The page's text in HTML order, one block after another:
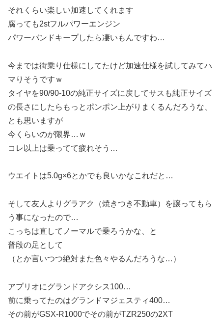
それくらい楽しい加速してくれます
腐っても2stフルパワーエンジン
パワーバンドキープしたら凄いもんですわ…
今までは街乗り仕様にしてたけど加速仕様を試してみてハ
マりそうですｗ
タイヤを90/90-10の純正サイズに戻してサスも純正サイズ
の長さにしたらもっとポンポン上がりまくるんだろうな、
とも思いますが
今くらいのが限界…ｗ
コレ以上は乗ってて疲れそう…
ウエイトは5.0g×6とかでも良いかなこれだと…
そして友人よりグラアク（焼きつき不動車）を譲ってもら
う事になったので…
こっちは直してノーマルで乗ろうかな、と
普段の足として
（とか言いつつ絶対また色々やるんだろうな…）
アプリオにグランドアクシス100…
前に乗ってたのはグランドマジェスティ400…
その前がGSX-R1000でその前がTZR250の2XT